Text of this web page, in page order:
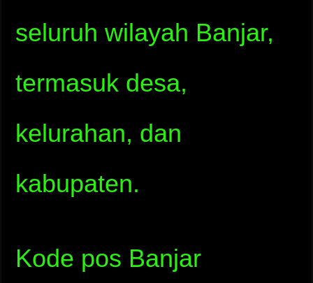
seluruh wilayah Banjar,
termasuk desa,
kelurahan, dan
kabupaten.
Kode pos Banjar